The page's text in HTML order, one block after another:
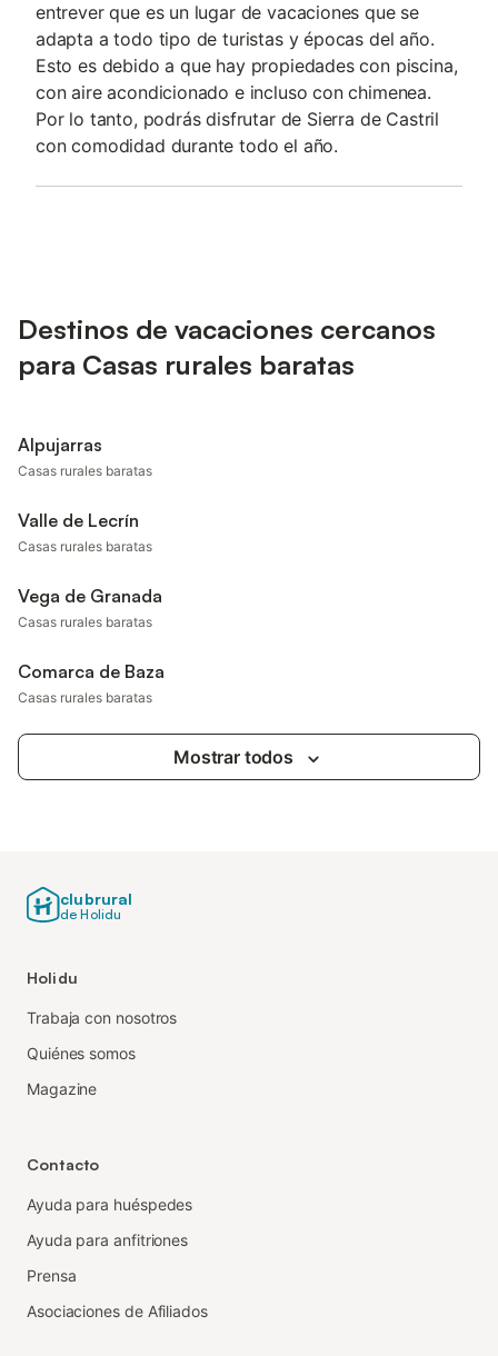
entrever que es un lugar de vacaciones que se
adapta a todo tipo de turistas y épocas del año.
Esto es debido a que hay propiedades con piscina,
con aire acondicionado e incluso con chimenea.
Por lo tanto, podrás disfrutar de Sierra de Castril
con comodidad durante todo el año.
Destinos de vacaciones cercanos
para Casas rurales baratas
Alpujarras
Casas rurales baratas
Valle de Lecrín
Casas rurales baratas
Vega de Granada
Casas rurales baratas
Comarca de Baza
Casas rurales baratas
Mostrar todos
clubrural
de Holidu
Holidu
Trabaja con nosotros
Quiénes somos
Magazine
Contacto
Ayuda para huéspedes
Ayuda para anfitriones
Prensa
Asociaciones de Afiliados